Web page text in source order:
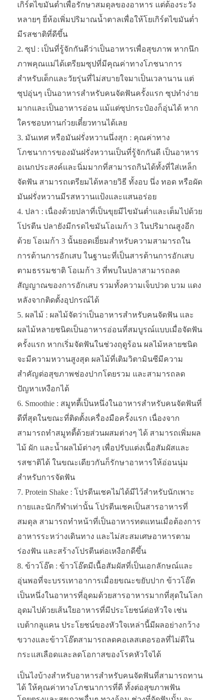
เกิร์ตไขมันต่ำเพื่อรักษาสมดุลของอาหาร แต่ต้องระวัง
หลายๆ ยี่ห้อเพิ่มปริมาณน้ำตาลเพื่อให้โยเกิร์ตไขมันต่ำ
มีรสชาติที่ดีขึ้น
ซุป : เป็นที่รู้จักกันดีว่าเป็นอาหารเพื่อสุขภาพ หากนึก
ภาพคุณแม่ได้เตรียมซุปที่มีคุณค่าทางโภชนาการ
สำหรับเด็กและวัยรุ่นที่ไม่สบายใจมาเป็นเวลานาน แต่
ซุปอุ่นๆ เป็นอาหารสำหรับคนจัดฟันครั้งแรก ซุปทำง่าย
มากและเป็นอาหารอ่อน แม้แต่ซุปกระป๋องก็อุ่นได้ หาก
ใครชอบทานก๋วยเตี๋ยวทานได้เลย
มันเทศ หรือมันฝรั่งหวานนึ่งสุก : คุณค่าทาง
โภชนาการของมันฝรั่งหวานเป็นที่รู้จักกันดี เป็นอาหาร
อเนกประสงค์และนิ่มมากที่สามารถกินได้ทั้งที่ใส่เหล็ก
จัดฟัน สามารถเตรียมได้หลายวิธี ทั้งอบ นึ่ง ทอด หรือผัด
มันฝรั่งหวานมีรสหวานแป้งและแสนอร่อย
ปลา : เนื่องด้วยปลาที่เป็นขุยมีไขมันต่ำและเต็มไปด้วย
โปรตีน ปลายังมีกรดไขมันโอเมก้า 3 ในปริมาณสูงอีก
ด้วย โอเมก้า 3 นั้นยอดเยี่ยมสำหรับความสามารถใน
การต้านการอักเสบ ในฐานะที่เป็นสารต้านการอักเสบ
ตามธรรมชาติ โอเมก้า 3 ที่พบในปลาสามารถลด
สัญญาณของการอักเสบ รวมทั้งความเจ็บปวด บวม แดง
หลังจากติดตั้งอุปกรณ์ได้
ผลไม้ : ผลไม้จัดว่าเป็นอาหารสำหรับคนจัดฟัน และ
ผลไม้หลายชนิดเป็นอาหารอ่อนที่สมบูรณ์แบบเมื่อจัดฟัน
ครั้งแรก หากเริ่มจัดฟันในช่วงฤดูร้อน ผลไม้หลายชนิด
จะมีความหวานสูงสุด ผลไม้ที่เติมวิตามินซีมีความ
สำคัญต่อสุขภาพช่องปากโดยรวม และสามารถลด
ปัญหาเหงือกได้
Smoothie : สมูทตี้เป็นหนึ่งในอาหารสำหรับคนจัดฟันที่
ดีที่สุดในขณะที่ติดตั้งเครื่องมือครั้งแรก เนื่องจาก
สามารถทำสมูทตี้ด้วยส่วนผสมต่างๆ ได้ สามารถเพิ่มผล
ไม้ ผัก และน้ำผลไม้ต่างๆ เพื่อปรับแต่งเนื้อสัมผัสและ
รสชาติได้ ในขณะเดียวกันก็รักษาอาหารให้อ่อนนุ่ม
สำหรับการจัดฟัน
Protein Shake : โปรตีนเชคไม่ได้มีไว้สำหรับนักเพาะ
กายและนักกีฬาเท่านั้น โปรตีนเชคเป็นสารอาหารที่
สมดุล สามารถทำหน้าที่เป็นอาหารทดแทนเมื่อต้องการ
อาหารระหว่างเดินทาง และไม่สะสมเศษอาหารตาม
ร่องฟัน และสร้างโปรตีนต่อเหงือกดีขึ้น
ข้าวโอ๊ต : ข้าวโอ๊ตมีเนื้อสัมผัสที่เป็นเอกลักษณ์และ
อุ่นพอที่จะบรรเทาอาการเมื่อยขณะขยับปาก ข้าวโอ๊ต
เป็นหนึ่งในอาหารที่อุดมด้วยสารอาหารมากที่สุดในโลก
อุดมไปด้วยเส้นใยอาหารที่มีประโยชน์ต่อหัวใจ เช่น
เบต้ากลูแคน ประโยชน์ของหัวใจเหล่านี้มีผลอย่างกว้าง
ขวางและข้าวโอ๊ตสามารถลดคอเลสเตอรอลที่ไม่ดีใน
กระแสเลือดและลดโอกาสของโรคหัวใจได้
เป็นไงบ้างสำหรับอาหารสำหรับคนจัดฟันที่สามารถทาน
ได้ ให้คุณค่าทางโภชนาการที่ดี ทั้งต่อสุขภาพฟัน